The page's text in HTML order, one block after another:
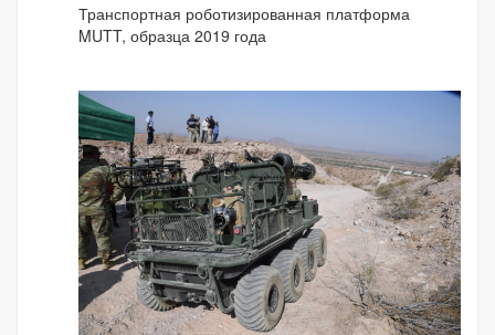
Транспортная роботизированная платформа
MUTT, образца 2019 года